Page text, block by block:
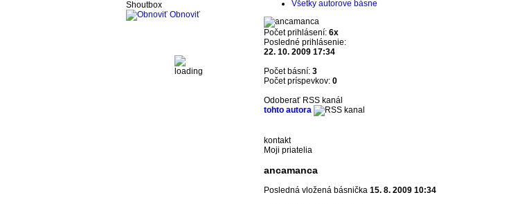
Shoutbox
Obnoviť
Všetky autorove básne
Počet prihlásení: 6x
Posledné prihlásenie:
22. 10. 2009 17:34
Počet básní: 3
Počet príspevkov: 0
Odoberať RSS kanál
tohto autora
kontakt
Moji priatelia
ancamanca
Posledná vložená básnička 15. 8. 2009 10:34